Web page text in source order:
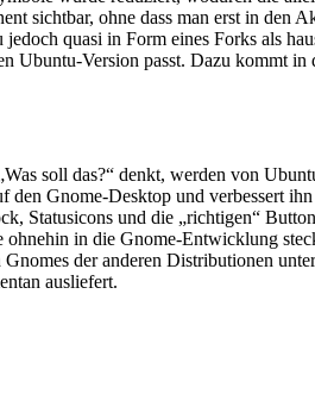
sichtbar, ohne dass man erst in den
quasi in Form eines Forks als
Version passt. Dazu kommt in
soll das?“ denkt, werden von
Gnome-Desktop und verbessert
Statusicons und die „richtigen“
in die Gnome-Entwicklung
der anderen Distributionen
ausliefert.